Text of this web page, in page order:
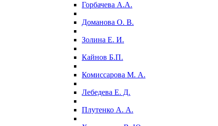
Горбачева А.А.
Доманова О. В.
Золина Е. И.
Кайнов Б.П.
Комиссарова М. А.
Лебедева Е. Д.
Плутенко А. А.